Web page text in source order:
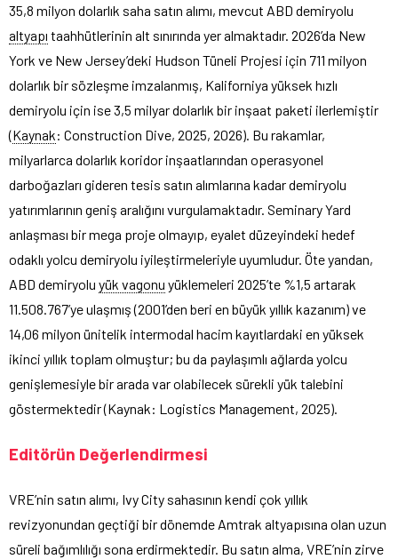
35,8 milyon dolarlık saha satın alımı, mevcut ABD demiryolu
altyapı taahhütlerinin alt sınırında yer almaktadır. 2026’da New
York ve New Jersey’deki Hudson Tüneli Projesi için 711 milyon
dolarlık bir sözleşme imzalanmış, Kaliforniya yüksek hızlı
demiryolu için ise 3,5 milyar dolarlık bir inşaat paketi ilerlemiştir
(Kaynak: Construction Dive, 2025, 2026). Bu rakamlar,
milyarlarca dolarlık koridor inşaatlarından operasyonel
darboğazları gideren tesis satın alımlarına kadar demiryolu
yatırımlarının geniş aralığını vurgulamaktadır. Seminary Yard
anlaşması bir mega proje olmayıp, eyalet düzeyindeki hedef
odaklı yolcu demiryolu iyileştirmeleriyle uyumludur. Öte yandan,
ABD demiryolu yük vagonu yüklemeleri 2025’te %1,5 artarak
11.508.767’ye ulaşmış (2001’den beri en büyük yıllık kazanım) ve
14,06 milyon ünitelik intermodal hacim kayıtlardaki en yüksek
ikinci yıllık toplam olmuştur; bu da paylaşımlı ağlarda yolcu
genişlemesiyle bir arada var olabilecek sürekli yük talebini
göstermektedir (Kaynak: Logistics Management, 2025).
Editörün Değerlendirmesi
VRE’nin satın alımı, Ivy City sahasının kendi çok yıllık
revizyonundan geçtiği bir dönemde Amtrak altyapısına olan uzun
süreli bağımlılığı sona erdirmektedir. Bu satın alma, VRE’nin zirve